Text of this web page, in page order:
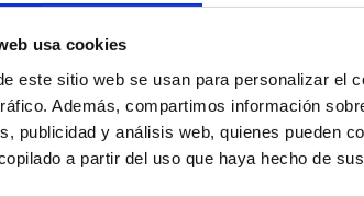
usa cookies
este sitio web se usan para personalizar el
Además, compartimos información
publicidad y análisis web, quienes pueden
a partir del uso que haya hecho de
Ruta de Sabor